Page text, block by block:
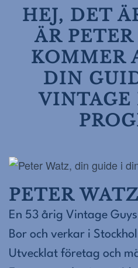
HEJ, DET
ÄR
KOMMER
DIN
VINTAGE
PETER WATZ
En 53 årig Vintage
Bor och verkar i
Utvecklat företag och